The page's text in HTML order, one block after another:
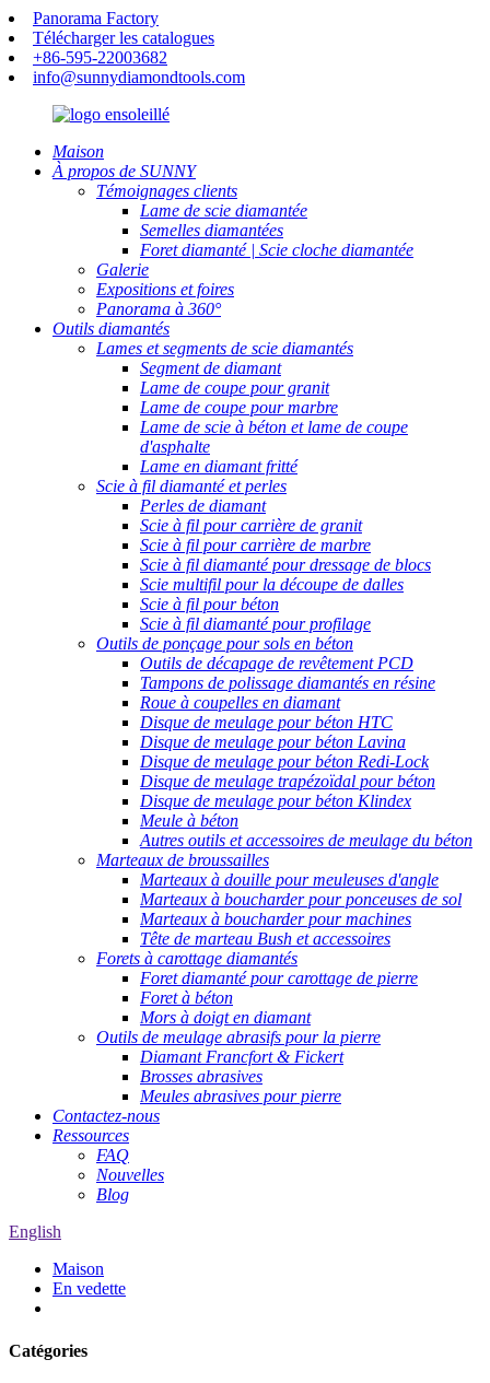
Panorama Factory
Télécharger les catalogues
+86-595-22003682
info@sunnydiamondtools.com
Maison
À propos de SUNNY
Témoignages clients
Lame de scie diamantée
Semelles diamantées
Foret diamanté | Scie cloche diamantée
Galerie
Expositions et foires
Panorama à 360°
Outils diamantés
Lames et segments de scie diamantés
Segment de diamant
Lame de coupe pour granit
Lame de coupe pour marbre
Lame de scie à béton et lame de coupe
d'asphalte
Lame en diamant fritté
Scie à fil diamanté et perles
Perles de diamant
Scie à fil pour carrière de granit
Scie à fil pour carrière de marbre
Scie à fil diamanté pour dressage de blocs
Scie multifil pour la découpe de dalles
Scie à fil pour béton
Scie à fil diamanté pour profilage
Outils de ponçage pour sols en béton
Outils de décapage de revêtement PCD
Tampons de polissage diamantés en résine
Roue à coupelles en diamant
Disque de meulage pour béton HTC
Disque de meulage pour béton Lavina
Disque de meulage pour béton Redi-Lock
Disque de meulage trapézoïdal pour béton
Disque de meulage pour béton Klindex
Meule à béton
Autres outils et accessoires de meulage du béton
Marteaux de broussailles
Marteaux à douille pour meuleuses d'angle
Marteaux à boucharder pour ponceuses de sol
Marteaux à boucharder pour machines
Tête de marteau Bush et accessoires
Forets à carottage diamantés
Foret diamanté pour carottage de pierre
Foret à béton
Mors à doigt en diamant
Outils de meulage abrasifs pour la pierre
Diamant Francfort & Fickert
Brosses abrasives
Meules abrasives pour pierre
Contactez-nous
Ressources
FAQ
Nouvelles
Blog
English
Maison
En vedette
Catégories